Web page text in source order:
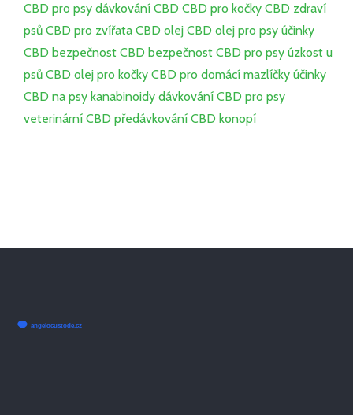
CBD pro psy dávkování CBD CBD pro kočky CBD zdraví
psů CBD pro zvířata CBD olej CBD olej pro psy účinky
CBD bezpečnost CBD bezpečnost CBD pro psy úzkost u
psů CBD olej pro kočky CBD pro domácí mazlíčky účinky
CBD na psy kanabinoidy dávkování CBD pro psy
veterinární CBD předávkování CBD konopí